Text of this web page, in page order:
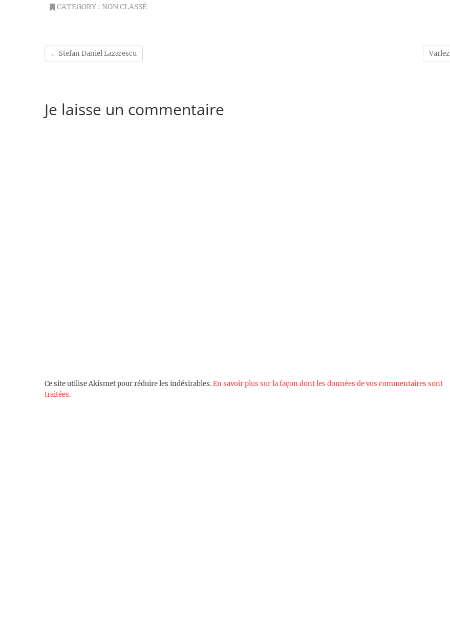
CATEGORY : NON CLASSÉ
← Stefan Daniel Lazarescu Varlez
Je laisse un commentaire
Ce site utilise Akismet pour réduire les indésirables.En savoir plus sur la façon dont les données de vos commentaires sont
traitées.